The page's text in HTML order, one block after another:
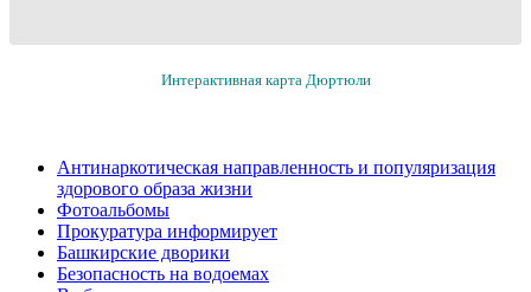
Интерактивная карта Дюртюли
Антинаркотическая направленность и популяризация
здорового образа жизни
Фотоальбомы
Прокуратура информирует
Башкирские дворики
Безопасность на водоемах